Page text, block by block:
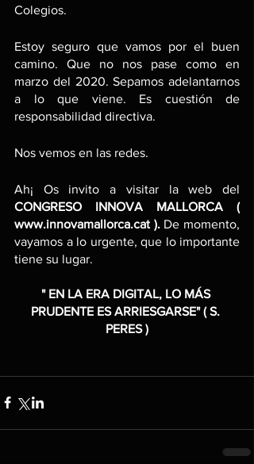
Colegios.
Estoy seguro que vamos por el buen
camino. Que no nos pase como en
marzo del 2020. Sepamos adelantarnos
a lo que viene. Es cuestión de
responsabilidad directiva.
Nos vemos en las redes.
CONGRESO INNOVA MALLORCA (
www.innovamallorca.cat ). De momento,
vayamos a lo urgente, que lo importante
tiene su lugar.
" EN LA ERA DIGITAL, LO MÁS
PRUDENTE ES ARRIESGARSE" ( S.
PERES )